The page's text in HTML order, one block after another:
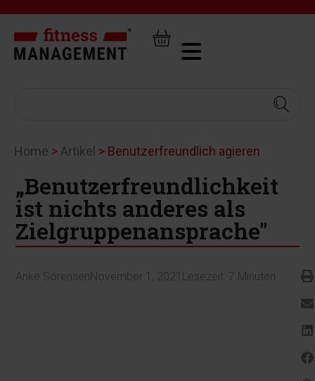
Home > Artikel > Benutzerfreundlich agieren
„Benutzerfreundlichkeit
ist nichts anderes als
Zielgruppenansprache"
Anke SörensenNovember 1, 2021 Lesezeit: 7 Minuten